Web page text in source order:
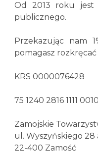
Od 2013 roku jest
publicznego.
Przekazując nam
pomagasz
KRS 0000076428
75 1240 2816 1111
Zamojskie
ul. Wyszyńskiego 28
22-400 Zamość